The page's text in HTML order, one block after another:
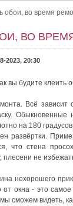
обои, во время
ВО
2023, 20:30
Всё зависит
на 180
развёртки.
что стена
не
нехорошего
окна - это
сможем видеть,